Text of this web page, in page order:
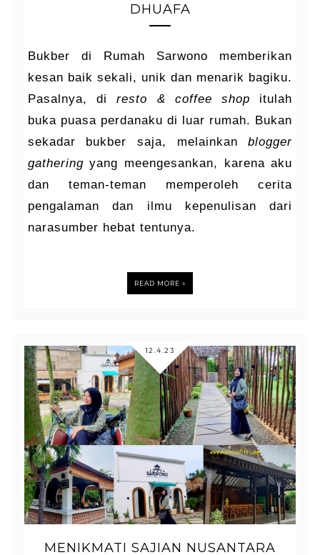
DHUAFA
Bukber di Rumah Sarwono memberikan
kesan baik sekali, unik dan menarik bagiku.
Pasalnya, diresto & coffee shop itulah
buka puasa perdanaku di luar rumah. Bukan
sekadar bukber saja, melainkanblogger
gatheringyang meengesankan, karena aku
dan teman-teman memperoleh cerita
pengalaman dan ilmu kepenulisan dari
narasumber hebat tentunya.
READ MORE »
12.4.23
MENIKMATI SAJIAN NUSANTARA